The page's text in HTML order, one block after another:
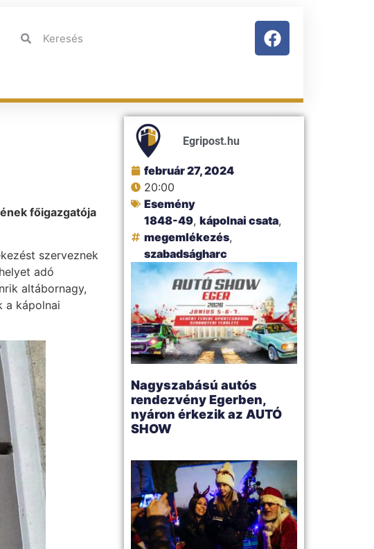
főigazgatója
szerveznek
adó
altábornagy,
a kápolnai
Egripost.hu
február 27, 2024
20:00
Esemény
1848-49,kápolnai csata,
megemlékezés,
szabadságharc
Nagyszabású autós
rendezvény Egerben,
nyáron érkezik az AUTÓ
SHOW